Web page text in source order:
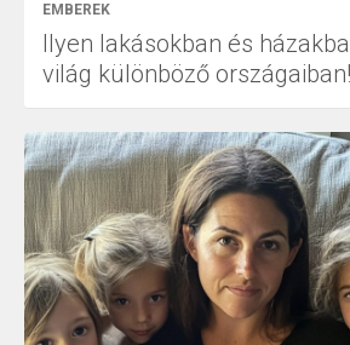
EMBEREK
Ilyen lakásokban és
világ különböző országaiban!